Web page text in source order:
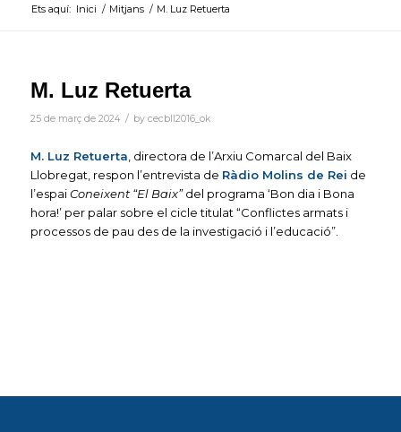
Ets aquí: Inici / Mitjans / M. Luz Retuerta
M. Luz Retuerta
25 de març de 2024 / by cecbll2016_ok
M. Luz Retuerta , directora de l’Arxiu Comarcal del Baix
Llobregat, respon l’entrevista de Ràdio Molins de Rei de
l’espaiConeixent “El Baix”del programa ‘Bon dia i Bona
hora!’ per palar sobre el cicle titulat “Conflictes armats i
processos de pau des de la investigació i l’educació”.